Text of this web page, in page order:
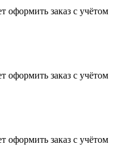
оформить заказ с учётом
оформить заказ с учётом
оформить заказ с учётом